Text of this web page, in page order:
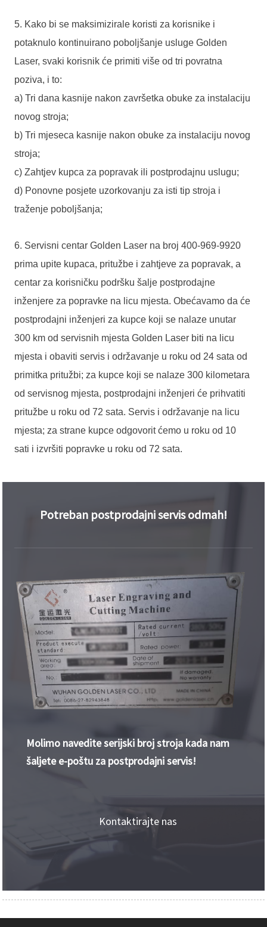
5. Kako bi se maksimizirale koristi za korisnike i
potaknulo kontinuirano poboljšanje usluge Golden
Laser, svaki korisnik će primiti više od tri povratna
poziva, i to:
a) Tri dana kasnije nakon završetka obuke za instalaciju
novog stroja;
b) Tri mjeseca kasnije nakon obuke za instalaciju novog
stroja;
c) Zahtjev kupca za popravak ili postprodajnu uslugu;
d) Ponovne posjete uzorkovanju za isti tip stroja i
traženje poboljšanja;
6. Servisni centar Golden Laser na broj 400-969-9920
prima upite kupaca, pritužbe i zahtjeve za popravak, a
centar za korisničku podršku šalje postprodajne
inženjere za popravke na licu mjesta. Obećavamo da će
postprodajni inženjeri za kupce koji se nalaze unutar
300 km od servisnih mjesta Golden Laser biti na licu
mjesta i obaviti servis i održavanje u roku od 24 sata od
primitka pritužbi; za kupce koji se nalaze 300 kilometara
od servisnog mjesta, postprodajni inženjeri će prihvatiti
pritužbe u roku od 72 sata. Servis i održavanje na licu
mjesta; za strane kupce odgovorit ćemo u roku od 10
sati i izvršiti popravke u roku od 72 sata.
Potreban postprodajni servis odmah!
Molimo navedite serijski broj stroja kada nam
šaljete e-poštu za postprodajni servis!
Kontaktirajte nas